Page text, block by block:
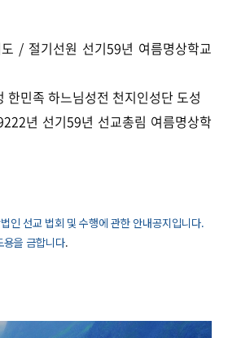
/ 절기선원 선기59년 여름명상학교
한민족 하느님성전 천지인성단 도성
년 선기59년 선교총림 여름명상학
인 선교 법회 및 수행에 관한 안내공지입니다.
용을 금합니다.